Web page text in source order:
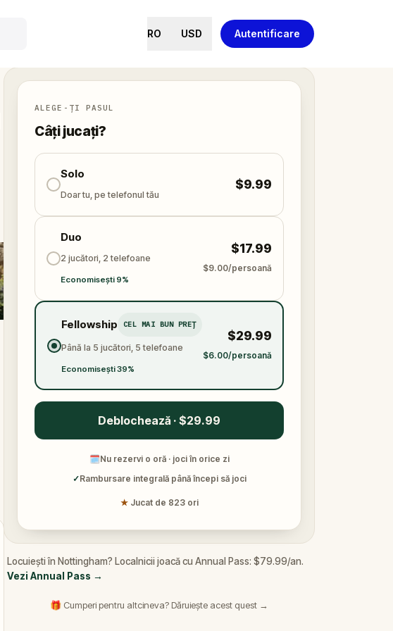
RO USD Autentificare
ALEGE-ȚI PASUL
Câți jucați?
Solo
Doar tu, pe telefonul tău
$9.99
Duo
2 jucători, 2 telefoane
Economisești 9%
$17.99
$9.00/persoană
Fellowship CEL MAI BUN PREȚ
Până la 5 jucători, 5 telefoane
Economisești 39%
$29.99
$6.00/persoană
Deblochează · $29.99
🗓Nu rezervi o oră · joci în orice zi
✓Rambursare integrală până începi să joci
★ Jucat de 823 ori
Locuiești în Nottingham? Localnicii joacă cu Annual Pass: $79.99/an.
Vezi Annual Pass →
🎁 Cumperi pentru altcineva? Dăruiește acest quest →